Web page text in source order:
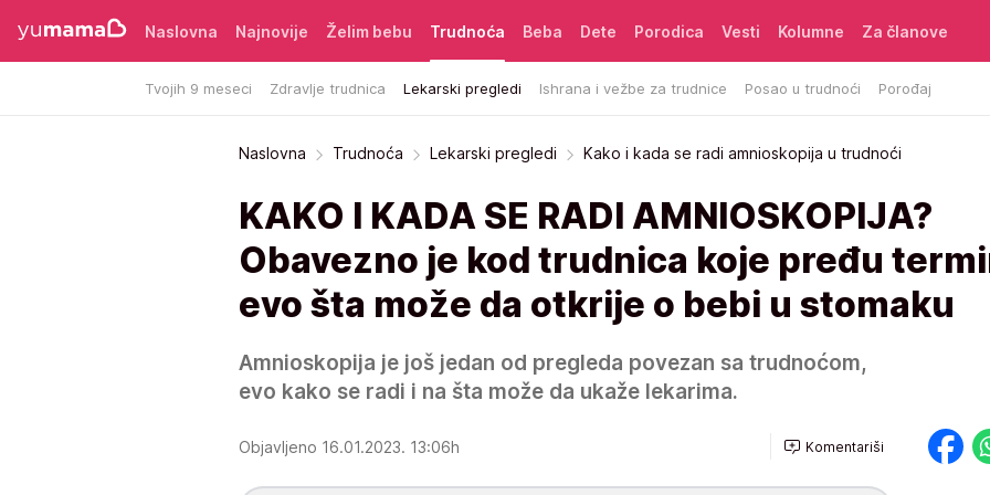
Naslovna Najnovije Želim bebu Trudnoća
Tvojih 9 meseci Zdravlje trudnica Lekarski pregledi Ishrana i vežbe za trudnice Posao u trudnoći Porođaj
Beba Dete Porodica Vesti Kolumne Za članove
Naslovna Trudnoća Lekarski pregledi Kako i kada se radi amnioskopija u trudnoći
KAKO I KADA SE RADI AMNIOSKOPIJA?
Obavezno je kod trudnica koje pređu
evo šta može da otkrije o bebi u stomaku
Amnioskopija je još jedan od pregleda povezan sa trudnoćom,
evo kako se radi i na šta može da ukaže lekarima.
Objavljeno 16.01.2023. 13:06h Komentariši